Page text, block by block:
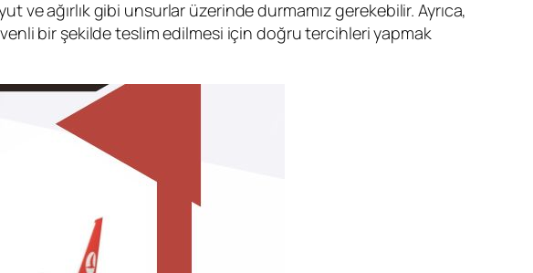
ve ağırlık gibi unsurlar üzerinde durmamız gerekebilir. Ayrıca,
bir şekilde teslim edilmesi için doğru tercihleri yapmak